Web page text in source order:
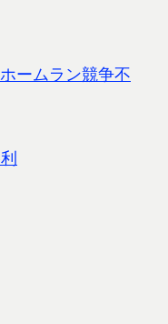
ームラン競争不